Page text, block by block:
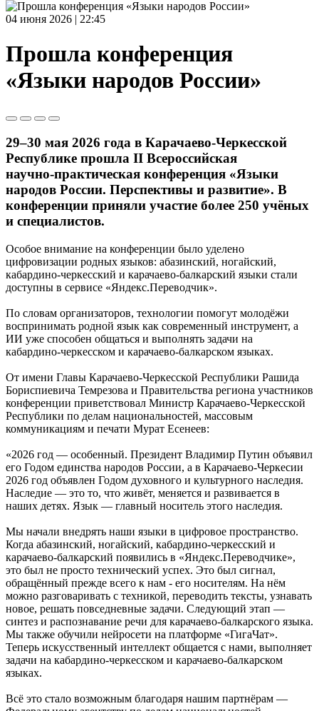
04 июня 2026 | 22:45
Прошла конференция
«Языки народов России»
29–30 мая 2026 года в Карачаево-Черкесской
Республике прошла II Всероссийская
научно‑практическая конференция «Языки
народов России. Перспективы и развитие». В
конференции приняли участие более 250 учёных
и специалистов.
Особое внимание на конференции было уделено
цифровизации родных языков: абазинский, ногайский,
кабардино‑черкесский и карачаево‑балкарский языки стали
доступны в сервисе «Яндекс.Переводчик».
По словам организаторов, технологии помогут молодёжи
воспринимать родной язык как современный инструмент, а
ИИ уже способен общаться и выполнять задачи на
кабардино‑черкесском и карачаево‑балкарском языках.
От имени Главы Карачаево-Черкесской Республики Рашида
Бориспиевича Темрезова и Правительства региона участников
конференции приветствовал Министр Карачаево-Черкесской
Республики по делам национальностей, массовым
коммуникациям и печати Мурат Есенеев:
«2026 год — особенный. Президент Владимир Путин объявил
его Годом единства народов России, а в Карачаево-Черкесии
2026 год объявлен Годом духовного и культурного наследия.
Наследие — это то, что живёт, меняется и развивается в
наших детях. Язык — главный носитель этого наследия.
Мы начали внедрять наши языки в цифровое пространство.
Когда абазинский, ногайский, кабардино-черкесский и
карачаево-балкарский появились в «Яндекс.Переводчике»,
это был не просто технический успех. Это был сигнал,
обращённый прежде всего к нам - его носителям. На нём
можно разговаривать с техникой, переводить тексты, узнавать
новое, решать повседневные задачи. Следующий этап —
синтез и распознавание речи для карачаево-балкарского языка.
Мы также обучили нейросети на платформе «ГигаЧат».
Теперь искусственный интеллект общается с нами, выполняет
задачи на кабардино-черкесском и карачаево-балкарском
языках.
Всё это стало возможным благодаря нашим партнёрам —